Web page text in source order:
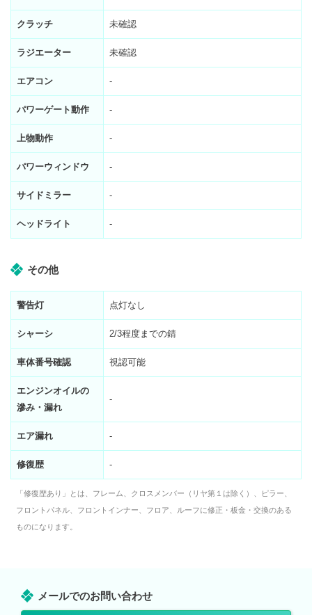
クラッチ 未確認
ラジエーター 未確認
エアコン -
パワーゲート動作 -
上物動作 -
パワーウィンドウ -
サイドミラー -
ヘッドライト -
その他
警告灯 点灯なし
シャーシ 2/3程度までの錆
車体番号確認 視認可能
エンジンオイルの
滲み・漏れ
-
エア漏れ -
修復歴 -
「修復歴あり」とは、フレーム、クロスメンバー（リヤ第１は除く）、ピラー、
フロントパネル、フロントインナー、フロア、ルーフに修正・板金・交換のある
ものになります。
メールでのお問い合わせ